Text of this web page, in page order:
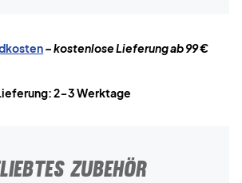
– kostenlose Lieferung ab 99 €
2-3 Werktage
ZUBEHÖR